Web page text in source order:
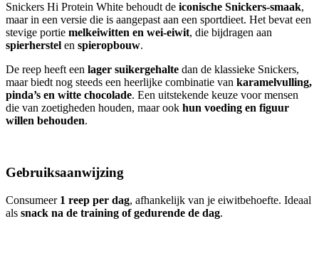
Snickers Hi Protein White behoudt de iconische Snickers-smaak,
maar in een versie die is aangepast aan een sportdieet. Het bevat een
stevige portie melkeiwitten en wei-eiwit, die bijdragen aan
spierherstel en spieropbouw.
De reep heeft een lager suikergehalte dan de klassieke Snickers,
maar biedt nog steeds een heerlijke combinatie van karamelvulling,
pinda’s en witte chocolade. Een uitstekende keuze voor mensen
die van zoetigheden houden, maar ook hun voeding en figuur
willen behouden.
Gebruiksaanwijzing
Consumeer 1 reep per dag, afhankelijk van je eiwitbehoefte. Ideaal
als snack na de training of gedurende de dag.